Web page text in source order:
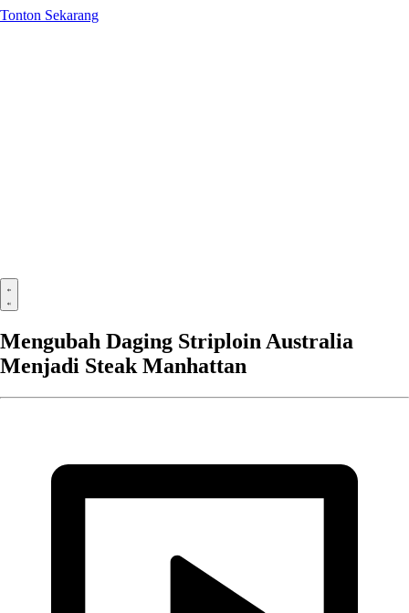
Tonton Sekarang
Mengubah Daging Striploin Australia
Menjadi Steak Manhattan